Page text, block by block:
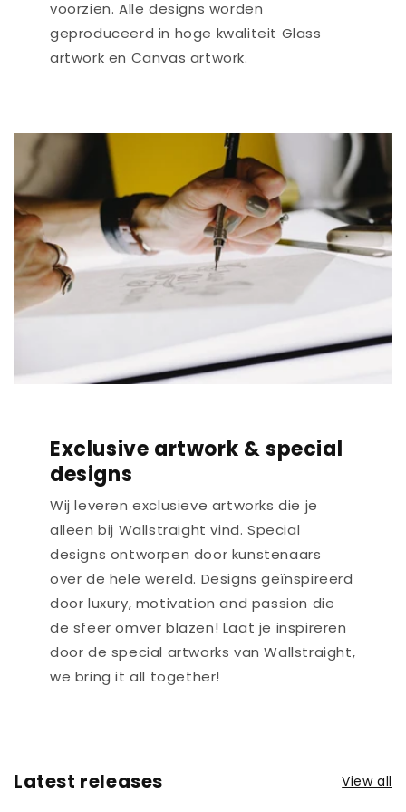
voorzien. Alle designs worden
geproduceerd in hoge kwaliteit Glass
artwork en Canvas artwork.
Exclusive artwork & special
designs
Wij leveren exclusieve artworks die je
alleen bij Wallstraight vind. Special
designs ontworpen door kunstenaars
over de hele wereld. Designs geïnspireerd
door luxury, motivation and passion die
de sfeer omver blazen! Laat je inspireren
door de special artworks van Wallstraight,
we bring it all together!
Latest releases View all